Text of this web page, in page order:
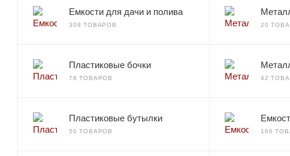
Емкости для дачи и полива
308 ТОВАРОВ 20
Пластиковые бочки
78 ТОВАРОВ 42
Пластиковые бутылки
50 ТОВАРОВ 166